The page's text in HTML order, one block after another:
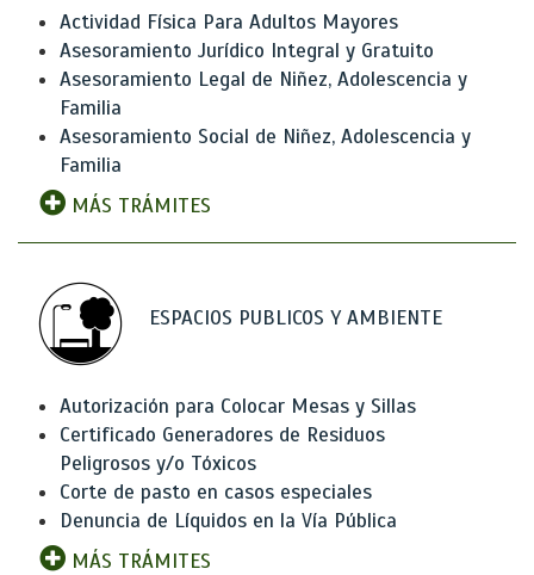
Actividad Física Para Adultos Mayores
Asesoramiento Jurídico Integral y Gratuito
Asesoramiento Legal de Niñez, Adolescencia y
Familia
Asesoramiento Social de Niñez, Adolescencia y
Familia
MÁS TRÁMITES
ESPACIOS PUBLICOS Y AMBIENTE
Autorización para Colocar Mesas y Sillas
Certificado Generadores de Residuos
Peligrosos y/o Tóxicos
Corte de pasto en casos especiales
Denuncia de Líquidos en la Vía Pública
MÁS TRÁMITES